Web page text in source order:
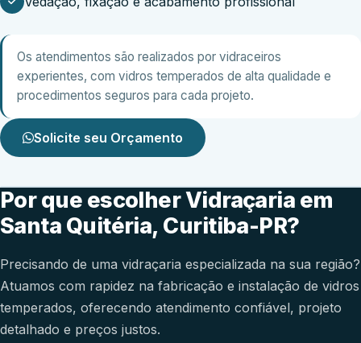
Os atendimentos são realizados por vidraceiros
experientes, com vidros temperados de alta qualidade e
procedimentos seguros para cada projeto.
Solicite seu Orçamento
Por que escolher Vidraçaria em
Santa Quitéria, Curitiba-PR?
Precisando de uma vidraçaria especializada na sua região?
Atuamos com rapidez na fabricação e instalação de vidros
temperados, oferecendo atendimento confiável, projeto
detalhado e preços justos.